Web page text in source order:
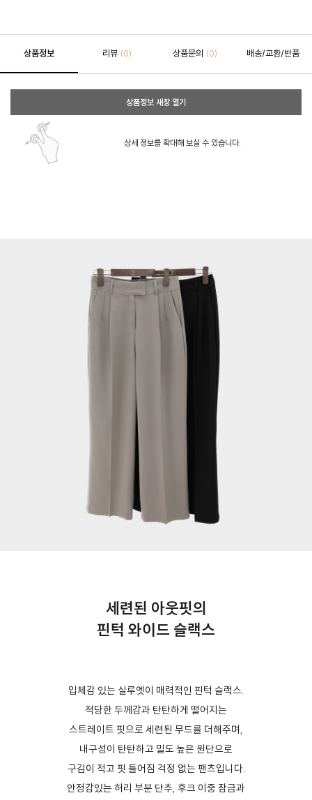
상품정보 리뷰 (0) 상품문의 (0) 배송/교환/반품
상품정보 새창 열기
상세 정보를 확대해 보실 수 있습니다.
세련된 아웃핏의
핀턱 와이드 슬랙스
입체감 있는 실루엣이 매력적인 핀턱 슬랙스.
적당한 두께감과 탄탄하게 떨어지는
스트레이트 핏으로 세련된 무드를 더해주며,
내구성이 탄탄하고 밀도 높은 원단으로
구김이 적고 핏 틀어짐 걱정 없는 팬츠입니다.
안정감있는 허리 부분 단추, 후크 이중 잠금과